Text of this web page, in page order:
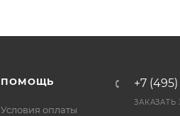
ПОМОЩЬ
Условия оплаты
+7